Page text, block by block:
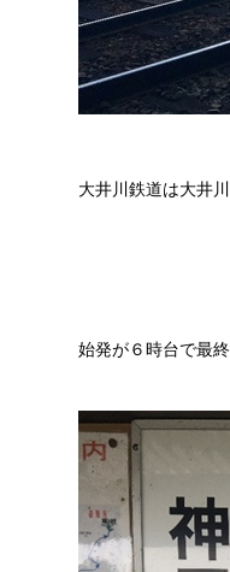
大井川鉄道は大井
始発が６時台で最